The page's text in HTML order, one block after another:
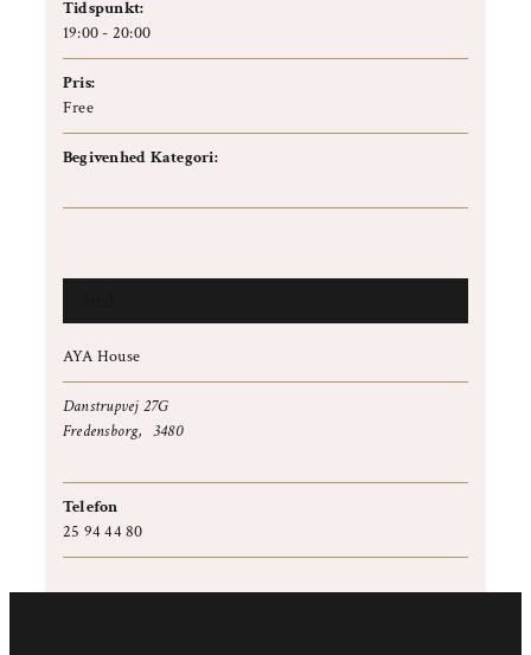
Tidspunkt:
19:00 - 20:00
Pris:
Free
Begivenhed Kategori:
AYA House
Danstrupvej 27G
Fredensborg, 3480
Telefon
25 94 44 80